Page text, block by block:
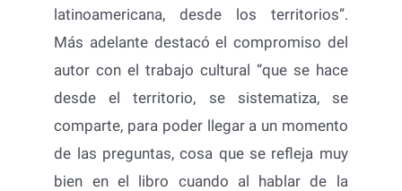
latinoamericana, desde los territorios”.
Más adelante destacó el compromiso del
autor con el trabajo cultural “que se hace
desde el territorio, se sistematiza, se
comparte, para poder llegar a un momento
de las preguntas, cosa que se refleja muy
bien en el libro cuando al hablar de la